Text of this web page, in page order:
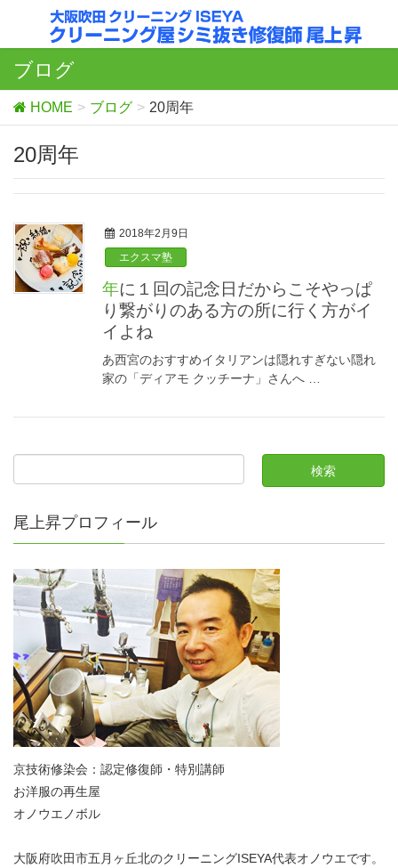
ブログ
HOME ブログ 20周年
20周年
2018年2月9日
エクスマ塾
年に１回の記念日だからこそやっぱ
り繋がりのある方の所に行く方がイ
イよね
あ西宮のおすすめイタリアンは隠れすぎない隠れ
家の「ディアモ クッチーナ」さんへ …
尾上昇プロフィール
京技術修染会：認定修復師・特別講師
お洋服の再生屋
オノウエノボル
大阪府吹田市五月ヶ丘北のクリーニングISEYA代表オノウエです。